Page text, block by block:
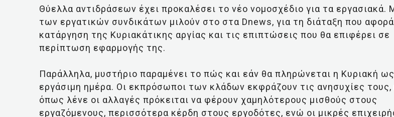
Θύελλα αντιδράσεων έχει προκαλέσει το νέο νομοσχέδιο για τα εργασιακά.
των εργατικών συνδικάτων μιλούν στο στα Dnews, για τη διάταξη που
κατάργηση της Κυριακάτικης αργίας και τις επιπτώσεις που θα επιφέρει σε
περίπτωση εφαρμογής της.
Παράλληλα, μυστήριο παραμένει το πώς και εάν θα πληρώνεται η Κυριακή ως
εργάσιμη ημέρα. Οι εκπρόσωποι των κλάδων εκφράζουν τις ανησυχίες
όπως λένε οι αλλαγές πρόκειται να φέρουν χαμηλότερους μισθούς στους
εργαζόμενους, περισσότερα κέρδη στους εργοδότες, ενώ οι μικρές